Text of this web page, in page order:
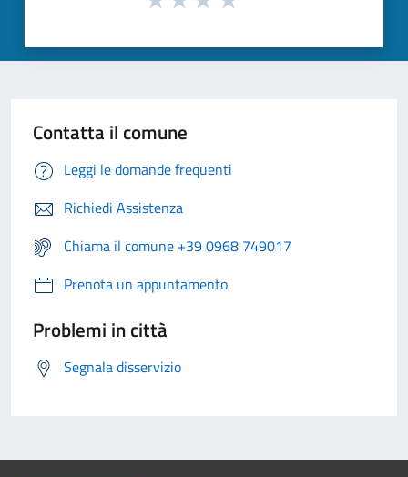
Contatta il comune
Leggi le domande frequenti
Richiedi Assistenza
Chiama il comune +39 0968 749017
Prenota un appuntamento
Problemi in città
Segnala disservizio